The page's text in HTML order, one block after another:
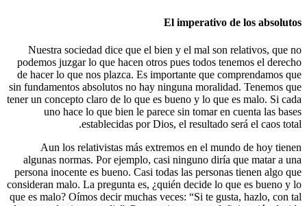
El
Nuestra sociedad dice que el bien y el
podemos juzgar lo que hacen otros pues
de hacer lo que nos plazca. Es
sin fundamentos absolutos no hay ninguna
tener un concepto claro de lo que es bueno
uno hace lo que bien le parece sin
establecidas por Dios, el
Aun los relativistas más extremos
algunas normas. Por ejemplo, casi
persona inocente es bueno. Casi todas las
consideran malo. La pregunta es, ¿quién
que es malo? Oímos decir muchas veces: